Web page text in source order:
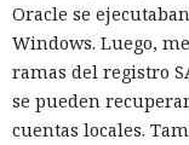
Oracle se
Windows. Luego,
ramas del registro
se pueden
cuentas locales.